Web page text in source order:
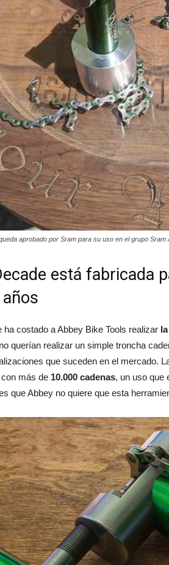
aprobado por Sram para su uso en el grupo Sram
está fabricada
ha costado a Abbey Bike Tools realizar
querían realizar un simple troncha
que suceden en el mercado.
más de 10.000 cadenas, un uso que
que Abbey no quiere que esta